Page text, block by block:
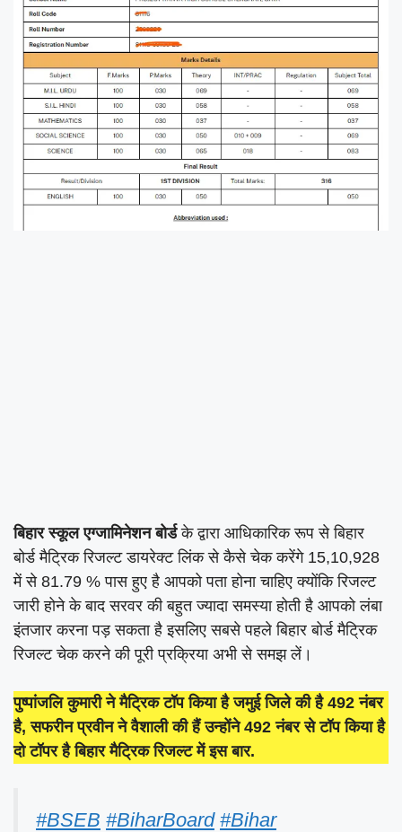
बिहार स्कूल एग्जामिनेशन बोर्डके द्वारा आधिकारिक रूप से बिहार
बोर्ड मैट्रिक रिजल्ट डायरेक्ट लिंक से कैसे चेक करेंगे 15,10,928
में से 81.79 % पास हुए है आपको पता होना चाहिए क्योंकि रिजल्ट
जारी होने के बाद सरवर की बहुत ज्यादा समस्या होती है आपको लंबा
इंतजार करना पड़ सकता है इसलिए सबसे पहले बिहार बोर्ड मैट्रिक
रिजल्ट चेक करने की पूरी प्रक्रिया अभी से समझ लें।
पुष्पांजलि कुमारी ने मैट्रिक टॉप किया है जमुई जिले की है 492 नंबर
है, सफरीन प्रवीन ने वैशाली की हैं उन्होंने 492 नंबर से टॉप किया है
दो टॉपर है बिहार मैट्रिक रिजल्ट में इस बार.
#BSEB #BiharBoard #Bihar